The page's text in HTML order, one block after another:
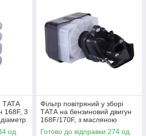
ТАТА
168F, 3
од.
Фільтр повітряний у зборі
ТАТА на бензиновий двигун
168F/170F, з масляною
ванною
Готово до відправки 274 од.